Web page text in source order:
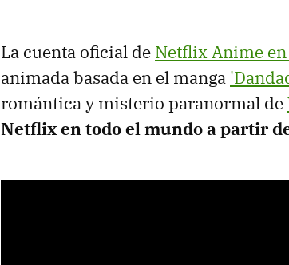
La cuenta oficial de Netflix Anime
animada basada en el manga
romántica y misterio paranormal de
Netflix en todo el mundo a partir